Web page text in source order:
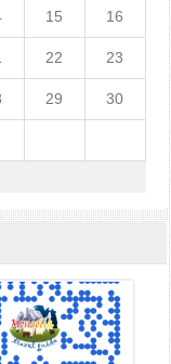
15 16
22 23
29 30